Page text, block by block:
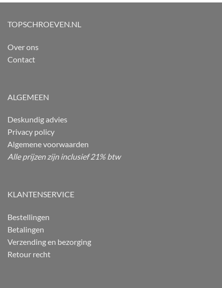
TOPSCHROEVEN.NL
Over ons
Contact
ALGEMEEN
Deskundig advies
Privacy policy
Algemene voorwaarden
Alle prijzen zijn inclusief 21% btw
KLANTENSERVICE
Bestellingen
Betalingen
Verzending en bezorging
Retour recht